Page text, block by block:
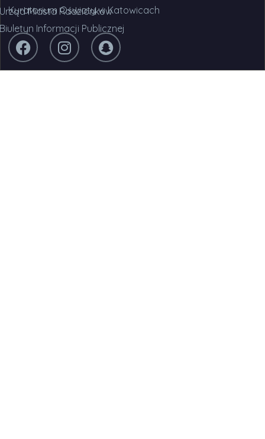
Kuratorium Oświaty w Katowicach
Urząd Miasta Radzionków
Biuletyn Informacji Publicznej